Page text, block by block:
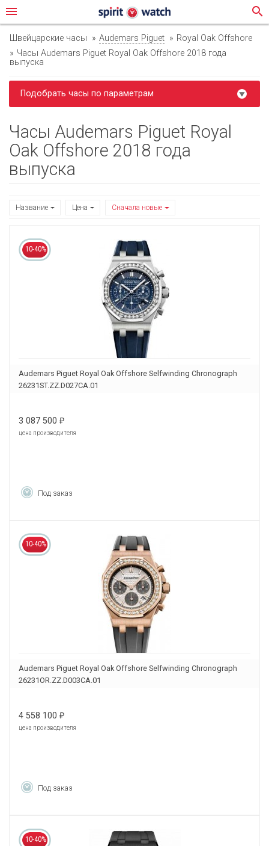
menu search
Швейцарские часы Audemars Piguet
Royal Oak Offshore
Часы Audemars Piguet Royal Oak Offshore 2018 года
выпуска
Подобрать часы по параметрам
Часы Audemars Piguet Royal
Oak Offshore 2018 года
выпуска
Название Цена Сначала новые
10-40%
Audemars Piguet Royal Oak Offshore Selfwinding Chronograph
26231ST.ZZ.D027CA.01
3 087 500 ₽
цена производителя
Под заказ
10-40%
Audemars Piguet Royal Oak Offshore Selfwinding Chronograph
26231OR.ZZ.D003CA.01
4 558 100 ₽
цена производителя
Под заказ
10-40%